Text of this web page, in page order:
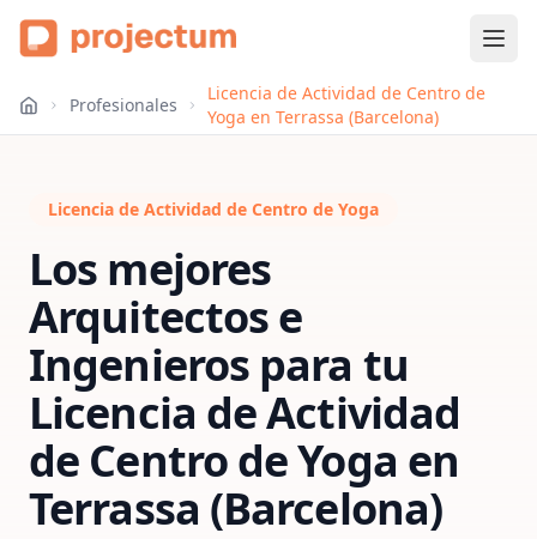
Profesionales
Licencia de Actividad de Centro de
Yoga en Terrassa (Barcelona)
Licencia de Actividad de Centro de Yoga
Los mejores
Arquitectos e
Ingenieros para tu
Licencia de Actividad
de Centro de Yoga en
Terrassa (Barcelona)